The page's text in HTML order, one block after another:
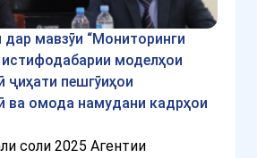
мавзӯи “Мониторинги
истифодабарии моделҳои
ҷиҳати пешгӯиҳои
ва омода намудани кадрҳои
соли 2025 Агентии